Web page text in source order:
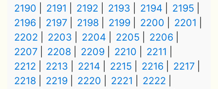
2190
2191 2192 2193 2194
2195
2196
2197 2198 2199 2200
2201
2202
2203 2204 2205
2206
2207
2208 2209 2210
2211
2212
2213 2214 2215 2216
2217
2218
2219 2220 2221
2222